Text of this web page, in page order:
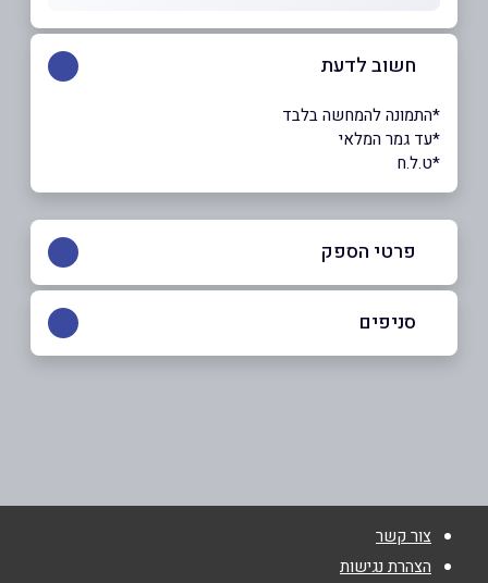
חשוב לדעת
*התמונה להמחשה בלבד
*עד גמר המלאי
*ט.ל.ח
פרטי הספק
סניפים
צור קשר
הצהרת נגישות